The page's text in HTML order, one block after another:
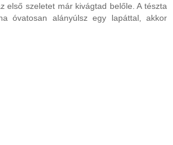
első szeletet már kivágtad belőle. A tészta
óvatosan alányúlsz egy lapáttal, akkor